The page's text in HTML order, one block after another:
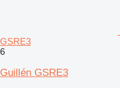
GSRE3
6
Guillén GSRE3